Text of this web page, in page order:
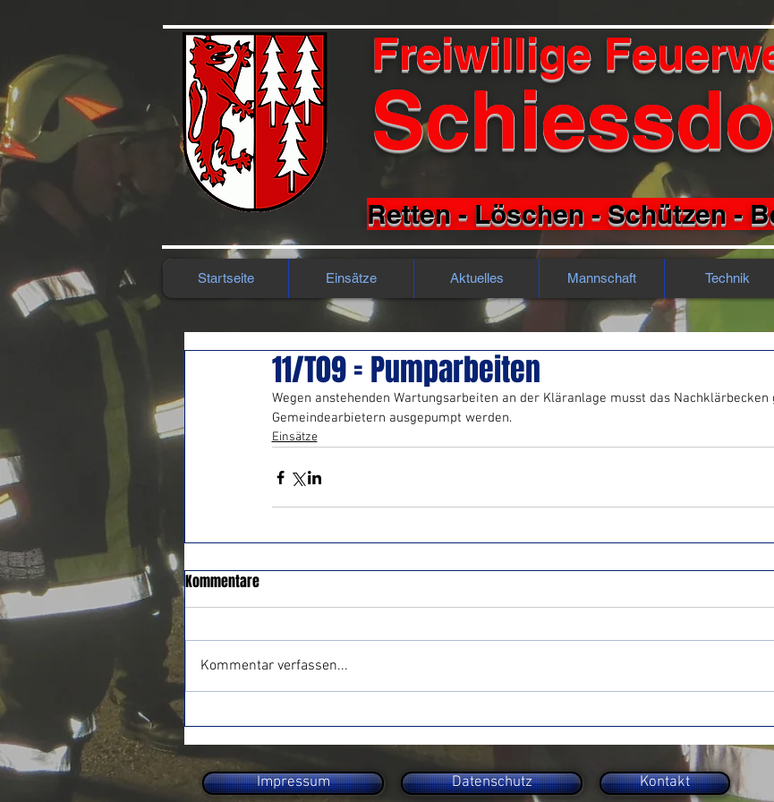
Freiwillige
Retten - Löschen - Schützen -
Startseite Einsätze Aktuelles Mannschaft Technik
11/T09 = Pumparbeiten
Wegen anstehenden Wartungsarbeiten an der Kläranlage musst das
Gemeindearbietern ausgepumpt werden.
Einsätze
Kommentare
Kommentar verfassen...
Impressum Datenschutz Kontakt